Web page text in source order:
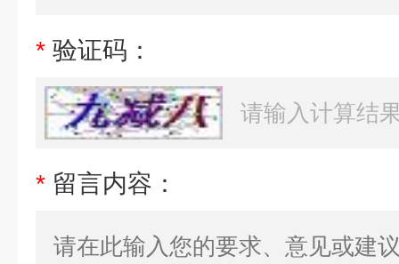
* 验证码：
* 留言内容：